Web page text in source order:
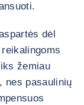
dėl
žemiau
nes pasaulinių